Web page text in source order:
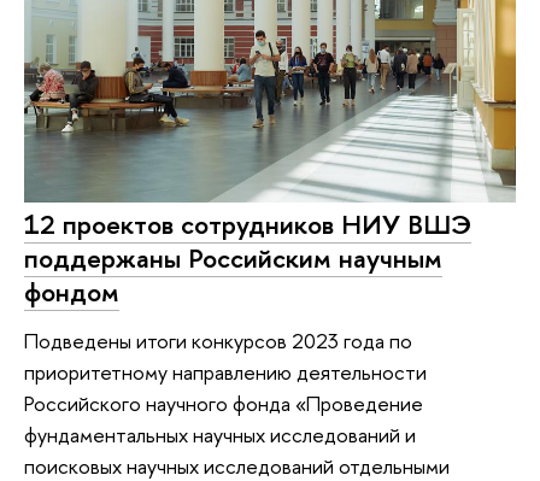
12 проектов сотрудников НИУ ВШЭ
поддержаны Российским научным
фондом
Подведены итоги конкурсов 2023 года по
приоритетному направлению деятельности
Российского научного фонда «Проведение
фундаментальных научных исследований и
поисковых научных исследований отдельными